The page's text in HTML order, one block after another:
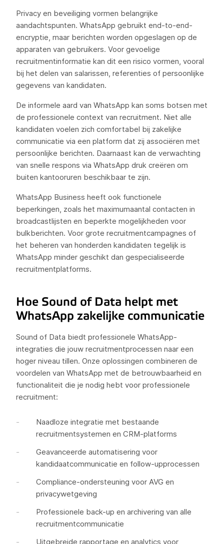
Privacy en beveiliging vormen belangrijke
aandachtspunten. WhatsApp gebruikt end-to-end-
encryptie, maar berichten worden opgeslagen op de
apparaten van gebruikers. Voor gevoelige
recruitmentinformatie kan dit een risico vormen, vooral
bij het delen van salarissen, referenties of persoonlijke
gegevens van kandidaten.
De informele aard van WhatsApp kan soms botsen met
de professionele context van recruitment. Niet alle
kandidaten voelen zich comfortabel bij zakelijke
communicatie via een platform dat zij associëren met
persoonlijke berichten. Daarnaast kan de verwachting
van snelle respons via WhatsApp druk creëren om
buiten kantooruren beschikbaar te zijn.
WhatsApp Business heeft ook functionele
beperkingen, zoals het maximumaantal contacten in
broadcastlijsten en beperkte mogelijkheden voor
bulkberichten. Voor grote recruitmentcampagnes of
het beheren van honderden kandidaten tegelijk is
WhatsApp minder geschikt dan gespecialiseerde
recruitmentplatforms.
Hoe Sound of Data helpt met
WhatsApp zakelijke communicatie
Sound of Data biedt professionele WhatsApp-
integraties die jouw recruitmentprocessen naar een
hoger niveau tillen. Onze oplossingen combineren de
voordelen van WhatsApp met de betrouwbaarheid en
functionaliteit die je nodig hebt voor professionele
recruitment:
Naadloze integratie met bestaande
recruitmentsystemen en CRM-platforms
Geavanceerde automatisering voor
kandidaatcommunicatie en follow-upprocessen
Compliance-ondersteuning voor AVG en
privacywetgeving
Professionele back-up en archivering van alle
recruitmentcommunicatie
Uitgebreide rapportage en analytics voor